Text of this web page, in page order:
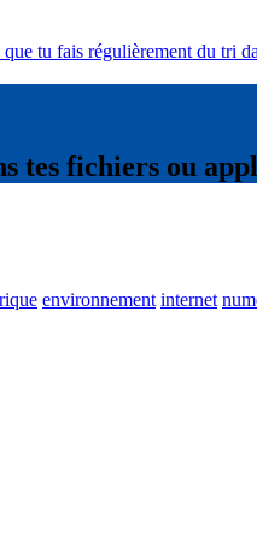
que tu fais régulièrement du tri
tes fichiers ou
environnement internet